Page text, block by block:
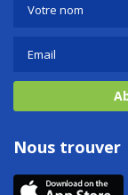
Nous trouver